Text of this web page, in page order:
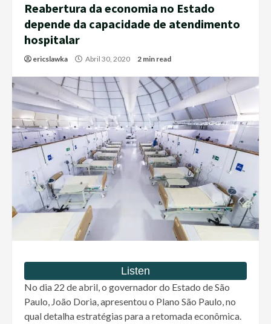
Reabertura da economia no Estado
depende da capacidade de atendimento
hospitalar
ericslawka Abril 30, 2020 2 min read
No dia 22 de abril, o governador do Estado de São
Paulo, João Doria, apresentou o Plano São Paulo, no
qual detalha estratégias para a retomada econômica.